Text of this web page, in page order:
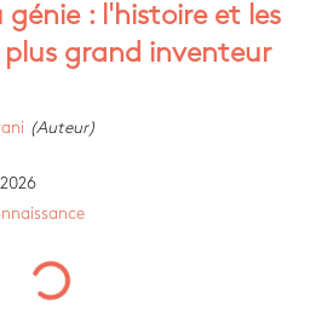
génie : l'histoire et les
grand inventeur
(Auteur)